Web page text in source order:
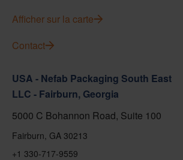
Afficher sur la carte
Contact
USA - Nefab Packaging South East
LLC - Fairburn, Georgia
5000 C Bohannon Road, Suite 100
Fairburn, GA 30213
+1 330-717-9559